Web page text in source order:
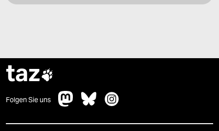
taz
Folgen Sie uns